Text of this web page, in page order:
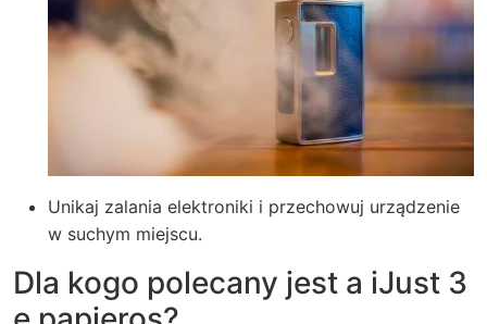
Unikaj zalania elektroniki i przechowuj urządzenie
w suchym miejscu.
Dla kogo polecany jest a iJust 3